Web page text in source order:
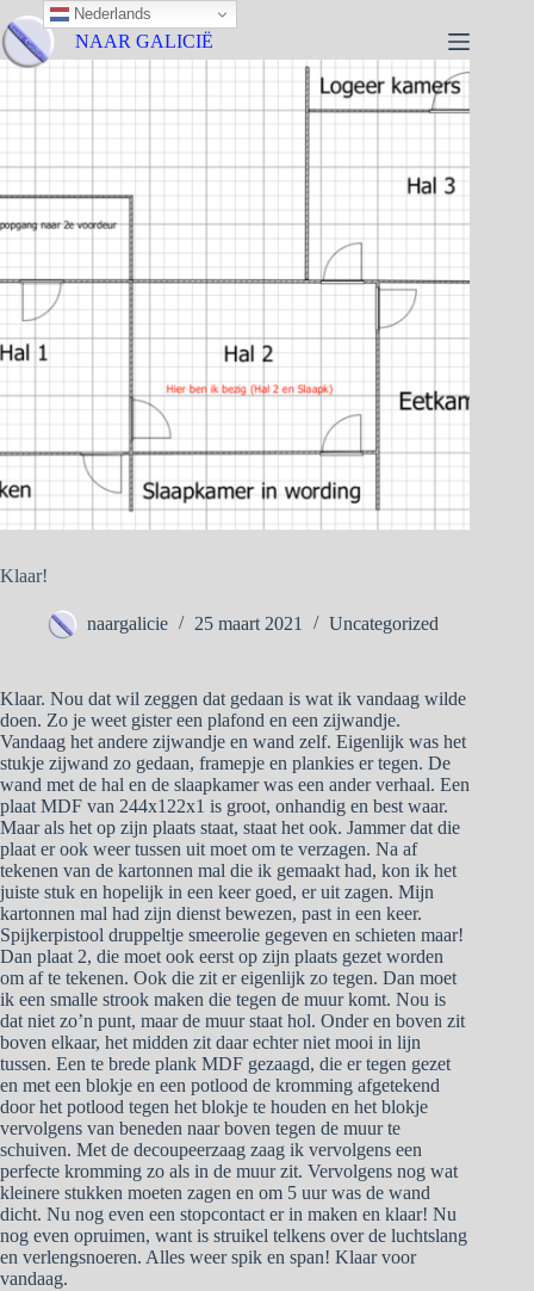
NAAR GALICIË
Klaar!
naargalicie 25 maart 2021 Uncategorized
Klaar. Nou dat wil zeggen dat gedaan is wat ik vandaag wilde
doen. Zo je weet gister een plafond en een zijwandje.
Vandaag het andere zijwandje en wand zelf. Eigenlijk was het
stukje zijwand zo gedaan, framepje en plankies er tegen. De
wand met de hal en de slaapkamer was een ander verhaal. Een
plaat MDF van 244x122x1 is groot, onhandig en best waar.
Maar als het op zijn plaats staat, staat het ook. Jammer dat die
plaat er ook weer tussen uit moet om te verzagen. Na af
tekenen van de kartonnen mal die ik gemaakt had, kon ik het
juiste stuk en hopelijk in een keer goed, er uit zagen. Mijn
kartonnen mal had zijn dienst bewezen, past in een keer.
Spijkerpistool druppeltje smeerolie gegeven en schieten maar!
Dan plaat 2, die moet ook eerst op zijn plaats gezet worden
om af te tekenen. Ook die zit er eigenlijk zo tegen. Dan moet
ik een smalle strook maken die tegen de muur komt. Nou is
dat niet zo’n punt, maar de muur staat hol. Onder en boven zit
boven elkaar, het midden zit daar echter niet mooi in lijn
tussen. Een te brede plank MDF gezaagd, die er tegen gezet
en met een blokje en een potlood de kromming afgetekend
door het potlood tegen het blokje te houden en het blokje
vervolgens van beneden naar boven tegen de muur te
schuiven. Met de decoupeerzaag zaag ik vervolgens een
perfecte kromming zo als in de muur zit. Vervolgens nog wat
kleinere stukken moeten zagen en om 5 uur was de wand
dicht. Nu nog even een stopcontact er in maken en klaar! Nu
nog even opruimen, want is struikel telkens over de luchtslang
en verlengsnoeren. Alles weer spik en span! Klaar voor
vandaag.
Nederlands